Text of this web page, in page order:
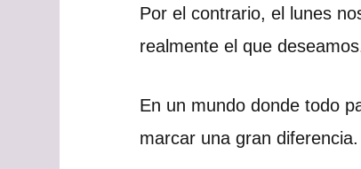
Por el contrario, el lunes
realmente el que
En un mundo donde todo
marcar una gran diferencia.